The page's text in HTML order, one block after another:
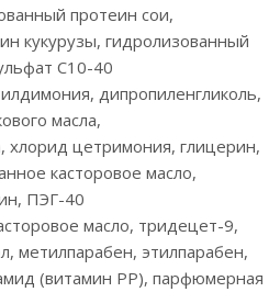
протеин сои,
кукурузы, гидролизованный
C10-40
дипропиленгликоль,
масла,
хлорид цетримония, глицерин,
касторовое масло,
ПЭГ-40
масло, тридецет-9,
метилпарабен, этилпарабен,
(витамин РР), парфюмерная